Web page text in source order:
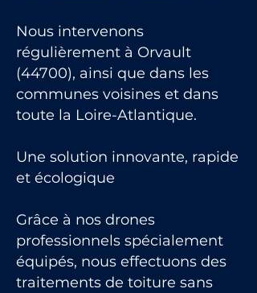
Nous intervenons
régulièrement à Orvault
(44700), ainsi que dans les
communes voisines et dans
toute la Loire-Atlantique.
Une solution innovante, rapide
et écologique
Grâce à nos drones
professionnels spécialement
équipés, nous effectuons des
traitements de toiture sans